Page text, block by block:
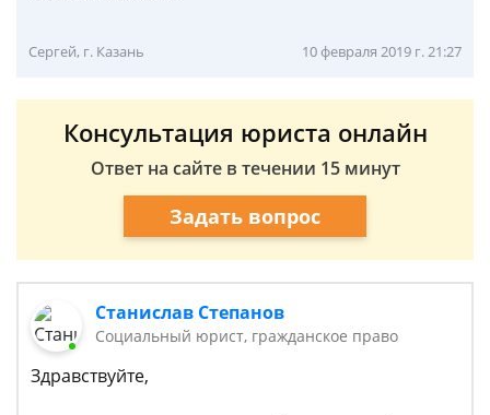
Сергей, г. Казань 10 февраля 2019 г. 21:27
Консультация юриста онлайн
Ответ на сайте в течении 15 минут
Задать вопрос
Станислав Степанов
Социальный юрист, гражданское право
Здравствуйте,